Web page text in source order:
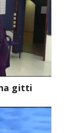
gitti